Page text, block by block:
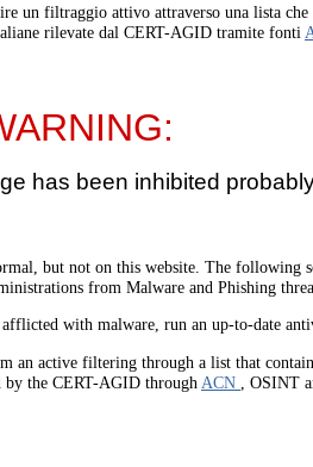
un filtraggio attivo attraverso una lista
rilevate dal CERT-AGID tramite fonti
has been inhibited
but not on this website. The following
from Malware and Phishing
with malware, run an up-to-date
an active filtering through a list that
by the CERT-AGID through ACN
, OSINT